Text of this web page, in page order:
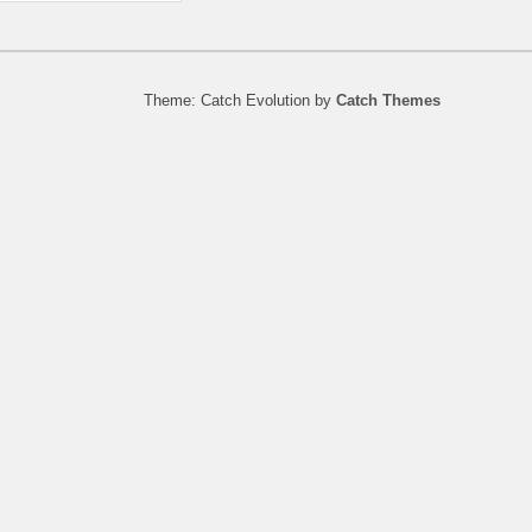
Theme: Catch Evolution by Catch Themes